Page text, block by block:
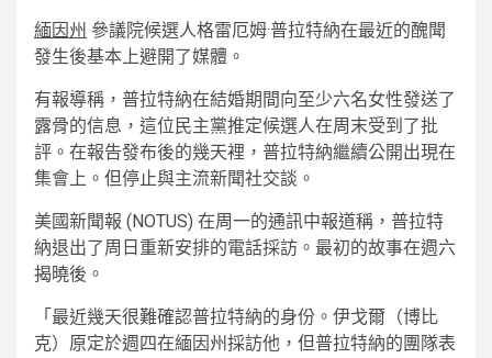
緬因州 參議院候選人格雷厄姆·普拉特納在最近的醜聞
發生後基本上避開了媒體。
有報導稱，普拉特納在結婚期間向至少六名女性發送了
露骨的信息，這位民主黨推定候選人在周末受到了批
評。在報告發布後的幾天裡，普拉特納繼續公開出現在
集會上。但停止與主流新聞社交談。
美國新聞報 (NOTUS) 在周一的通訊中報道稱，普拉特
納退出了周日重新安排的電話採訪。最初的故事在週六
揭曉後。
「最近幾天很難確認普拉特納的身份。伊戈爾（博比
克）原定於週四在緬因州採訪他，但普拉特納的團隊表